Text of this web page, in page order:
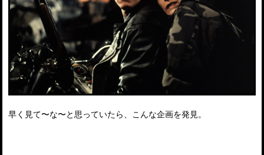
早く見て〜な〜と思っていたら、こんな企画を発見。